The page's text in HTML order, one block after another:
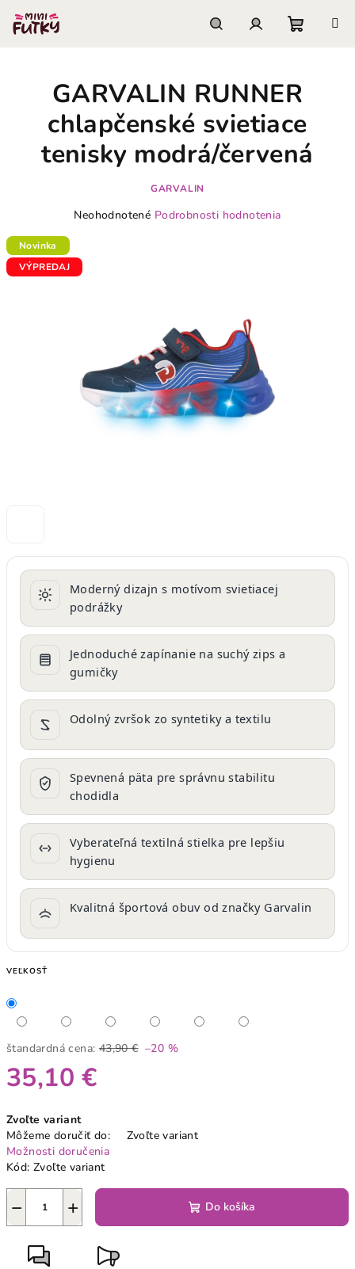
obsah
košík
Moderný dizajn s motívom svietiacej
podrážky
Jednoduché zapínanie na suchý zips a
gumičky
Odolný zvršok zo syntetiky a textilu
Spevnená päta pre správnu stabilitu
chodidla
Vyberateľná textilná stielka pre lepšiu
hygienu
Kvalitná športová obuv od značky Garvalin
VEĽKOSŤ
štandardná cena: 43,90 € –20 %
35,10 €
cena:
Zvoľte variant
Môžeme doručiť do:
Zvoľte variant
Možnosti doručenia
Kód: Zvoľte variant
+
− Do košíka
GARVALIN RUNNER
chlapčenské svietiace
tenisky modrá/červená
GARVALIN
Priemerné
je
0,0
Neohodnotené Podrobnosti hodnotenia
Novinka
VÝPREDAJ